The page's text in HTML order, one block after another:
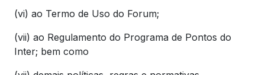
(vi) ao Termo de Uso do Forum;
(vii) ao Regulamento do Programa de Pontos do
Inter; bem como